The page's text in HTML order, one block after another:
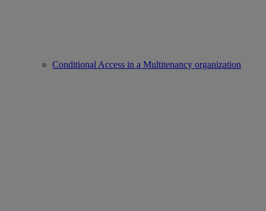
Conditional Access in a Multitenancy organization